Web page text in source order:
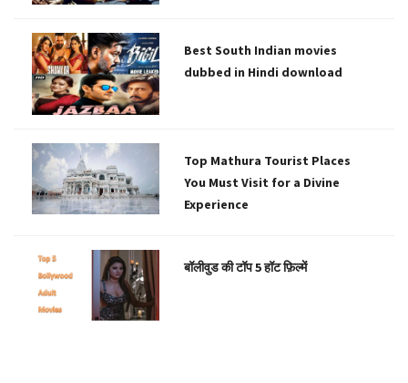
Best South Indian movies
dubbed in Hindi download
Top Mathura Tourist Places
You Must Visit for a Divine
Experience
बॉलीवुड की टॉप 5 हॉट फ़िल्में